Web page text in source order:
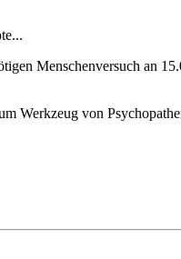
Menschenversuch an
Werkzeug von